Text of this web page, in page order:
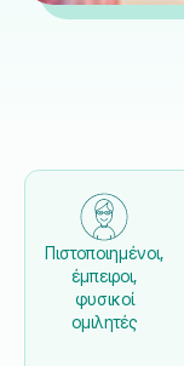
Πιστοποιημένοι,
έμπειροι,
φυσικοί
ομιλητές